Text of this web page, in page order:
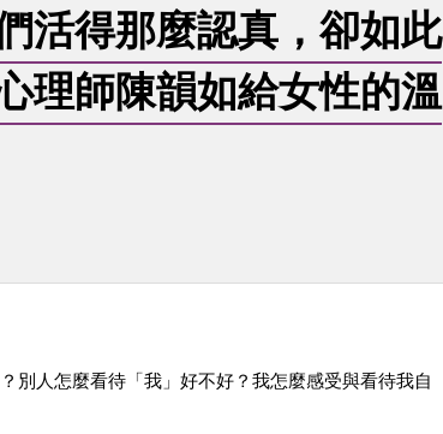
活得那麼認真，卻如此
理師陳韻如給女性的溫
別人怎麼看待「我」好不好？我怎麼感受與看待我自